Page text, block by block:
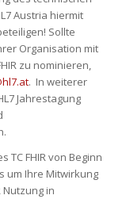
Austria hiermit
Sollte
Organisation mit
zu nominieren,
. In weiterer
Jahrestagung
FHIR von Beginn
um Ihre Mitwirkung
in